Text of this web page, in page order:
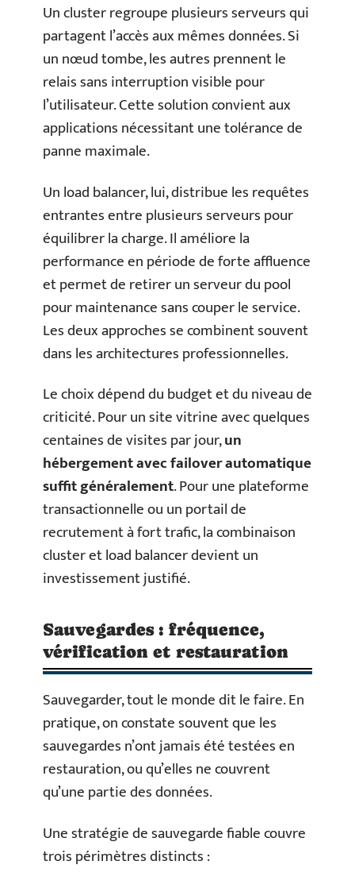
Un cluster regroupe plusieurs serveurs qui
partagent l’accès aux mêmes données. Si
un nœud tombe, les autres prennent le
relais sans interruption visible pour
l’utilisateur. Cette solution convient aux
applications nécessitant une tolérance de
panne maximale.
Un load balancer, lui, distribue les requêtes
entrantes entre plusieurs serveurs pour
équilibrer la charge. Il améliore la
performance en période de forte affluence
et permet de retirer un serveur du pool
pour maintenance sans couper le service.
Les deux approches se combinent souvent
dans les architectures professionnelles.
Le choix dépend du budget et du niveau de
criticité. Pour un site vitrine avec quelques
centaines de visites par jour,un
hébergement avec failover automatique
suffit généralement. Pour une plateforme
transactionnelle ou un portail de
recrutement à fort trafic, la combinaison
cluster et load balancer devient un
investissement justifié.
Sauvegardes : fréquence,
vérification et restauration
Sauvegarder, tout le monde dit le faire. En
pratique, on constate souvent que les
sauvegardes n’ont jamais été testées en
restauration, ou qu’elles ne couvrent
qu’une partie des données.
Une stratégie de sauvegarde fiable couvre
trois périmètres distincts :